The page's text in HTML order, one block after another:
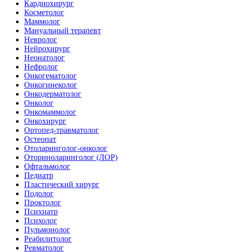
Кардиохирург
Косметолог
Маммолог
Мануальный терапевт
Невролог
Нейрохирург
Неонатолог
Нефролог
Онкогематолог
Онкогинеколог
Онкодерматолог
Онколог
Онкомаммолог
Онкохирург
Ортопед-травматолог
Остеопат
Отоларинголог-онколог
Оториноларинголог (ЛОР)
Офтальмолог
Педиатр
Пластический хирург
Подолог
Проктолог
Психиатр
Психолог
Пульмонолог
Реабилитолог
Ревматолог